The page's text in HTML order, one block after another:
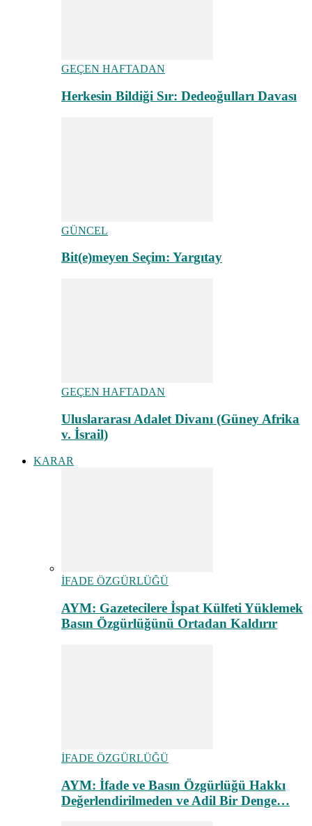
GEÇEN HAFTADAN
Herkesin Bildiği Sır: Dedeoğulları Davası
GÜNCEL
Bit(e)meyen Seçim: Yargıtay
GEÇEN HAFTADAN
Uluslararası Adalet Divanı (Güney Afrika
v. İsrail)
KARAR
İFADE ÖZGÜRLÜĞÜ
AYM: Gazetecilere İspat Külfeti Yüklemek
Basın Özgürlüğünü Ortadan Kaldırır
İFADE ÖZGÜRLÜĞÜ
AYM: İfade ve Basın Özgürlüğü Hakkı
Değerlendirilmeden ve Adil Bir Denge…